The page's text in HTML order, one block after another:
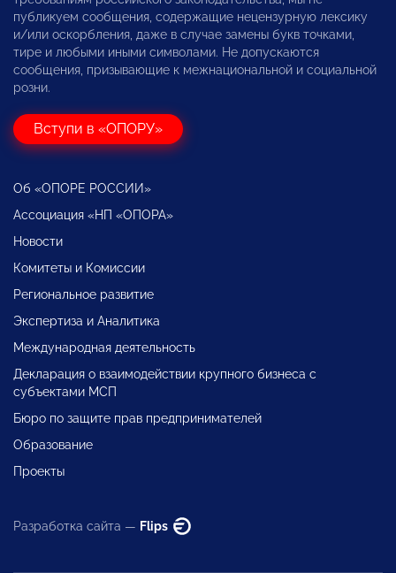
публикуем сообщения, содержащие нецензурную лексику
и/или оскорбления, даже в случае замены букв точками,
тире и любыми иными символами. Не допускаются
сообщения, призывающие к межнациональной и социальной
розни.
Вступи в «ОПОРУ»
Об «ОПОРЕ РОССИИ»
Ассоциация «НП «ОПОРА»
Новости
Комитеты и Комиссии
Региональное развитие
Экспертиза и Аналитика
Международная деятельность
Декларация о взаимодействии крупного бизнеса с
субъектами МСП
Бюро по защите прав предпринимателей
Образование
Проекты
Разработка сайта — Flips